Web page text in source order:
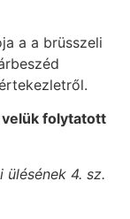
a a brüsszeli
velük folytatott
ülésének 4. sz.